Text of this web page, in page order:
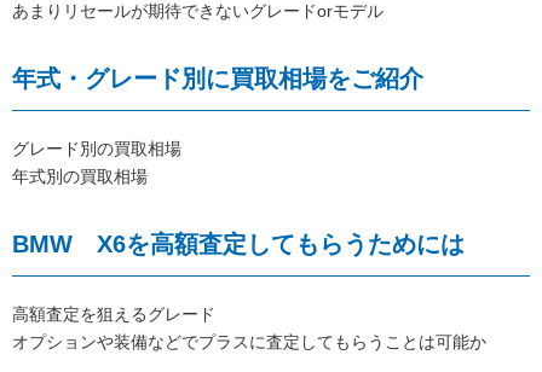
あまりリセールが期待できないグレードorモデル
年式・グレード別に買取相場をご紹介
グレード別の買取相場
年式別の買取相場
BMW X6を高額査定してもらうためには
高額査定を狙えるグレード
オプションや装備などでプラスに査定してもらうことは可能か